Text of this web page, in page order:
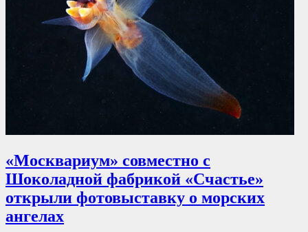
«Москвариум» совместно с
Шоколадной фабрикой «Счастье»
открыли фотовыставку о морских
ангелах